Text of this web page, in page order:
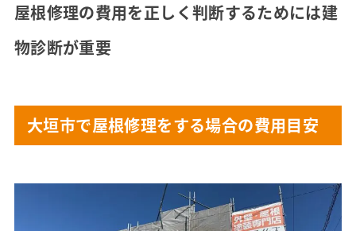
屋根修理の費用を正しく判断するためには建
物診断が重要
大垣市で屋根修理をする場合の費用目安